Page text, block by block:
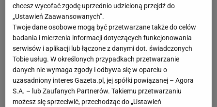
chcesz wycofać zgodę uprzednio udzieloną przejdź do
„Ustawień Zaawansowanych”.
Twoje dane osobowe mogą być przetwarzane także do celów
badania i mierzenia informacji dotyczących funkcjonowania
serwisów i aplikacji lub łączone z danymi dot. świadczonych
Tobie usług. W określonych przypadkach przetwarzanie
danych nie wymaga zgody i odbywa się w oparciu o
uzasadniony interes Gazeta.pl, jej spółki powiązanej – Agora
S.A. – lub Zaufanych Partnerów. Takiemu przetwarzaniu
możesz się sprzeciwić, przechodząc do „Ustawień